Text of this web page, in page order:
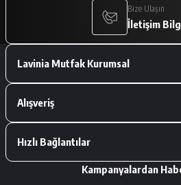
Deneyimini Paylaş
Bize Ulaşın
İletişim
Lavinia Mutfak Kurumsal
Alışveriş
Hızlı Bağlantılar
Kampanyalardan